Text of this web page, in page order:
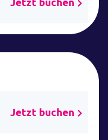
Jetzt buchen